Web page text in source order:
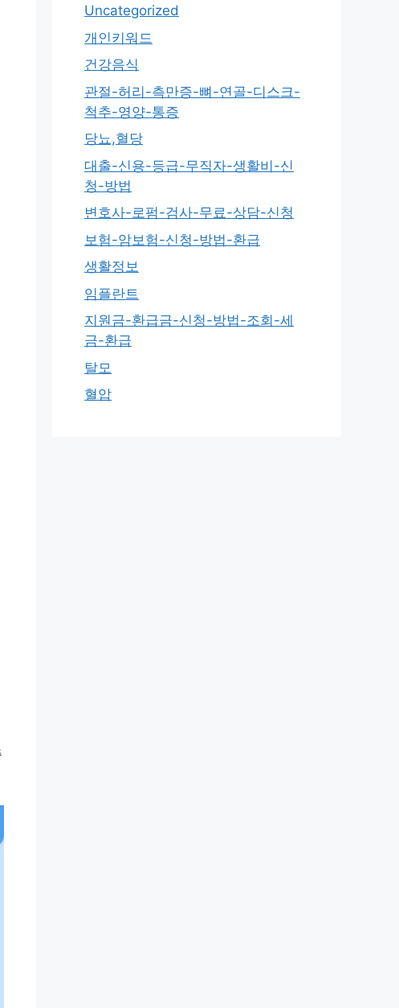
Uncategorized
개인키워드
건강음식
관절-허리-측만증-뼈-연골-디스크-
척추-영양-통증
당뇨,혈당
대출-신용-등급-무직자-생활비-신
청-방법
변호사-로펌-검사-무료-상담-신청
보험-암보험-신청-방법-환급
생활정보
임플란트
지원금-환급금-신청-방법-조회-세
금-환급
탈모
혈압